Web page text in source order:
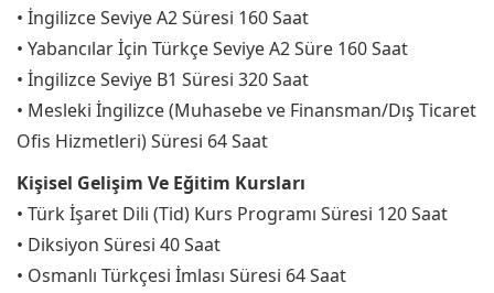
• İngilizce Seviye A2 Süresi 160 Saat
• Yabancılar İçin Türkçe Seviye A2 Süre 160 Saat
• İngilizce Seviye B1 Süresi 320 Saat
• Mesleki İngilizce (Muhasebe ve Finansman/Dış Ticaret
Ofis Hizmetleri) Süresi 64 Saat
Kişisel Gelişim Ve Eğitim Kursları
• Türk İşaret Dili (Tid) Kurs Programı Süresi 120 Saat
• Diksiyon Süresi 40 Saat
• Osmanlı Türkçesi İmlası Süresi 64 Saat